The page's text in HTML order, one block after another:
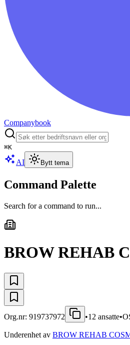
Companybook
⌘K
AI Bytt tema
Command Palette
Search for a command to run...
BROW REHAB
Org.nr: 919737972 •12 ansatte•
Underenhet av BROW REHAB